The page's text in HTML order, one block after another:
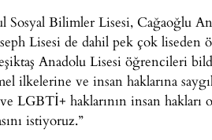
Sosyal Bilimler Lisesi, Cağaoğlu
Lisesi de dahil pek çok
Anadolu Lisesi öğrencileri
ilkelerine ve insan haklarına
ve LGBTİ+ haklarının insan
istiyoruz.”